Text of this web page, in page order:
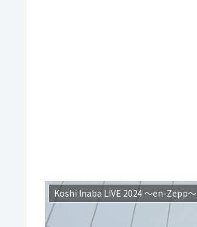
Koshi Inaba LIVE 2024 ～en-Zepp～